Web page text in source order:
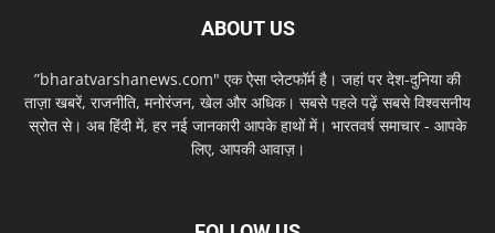
ABOUT US
”bharatvarshanews.com" एक ऐसा प्लेटफॉर्म है। जहां पर देश-दुनिया की
ताज़ा खबरें, राजनीति, मनोरंजन, खेल और अधिक। सबसे पहले पढ़ें सबसे विश्वसनीय
स्रोत से। अब हिंदी में, हर नई जानकारी आपके हाथों में। भारतवर्ष समाचार - आपके
लिए, आपकी आवाज़।